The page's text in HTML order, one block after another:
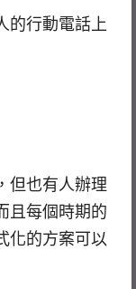
的行動電話上
但也有人辦理
且每個時期的
化的方案可以